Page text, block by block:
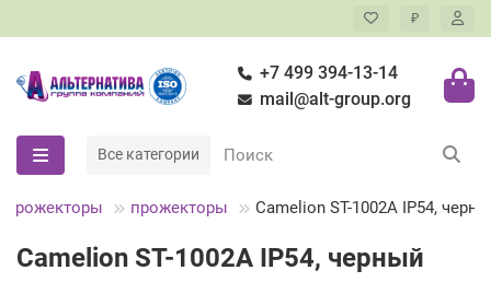
₽
+7 499 394-13-14
mail@alt-group.org
Все категории
прожекторы прожекторы Camelion ST-1002A IP54,
Camelion ST-1002A IP54, черный